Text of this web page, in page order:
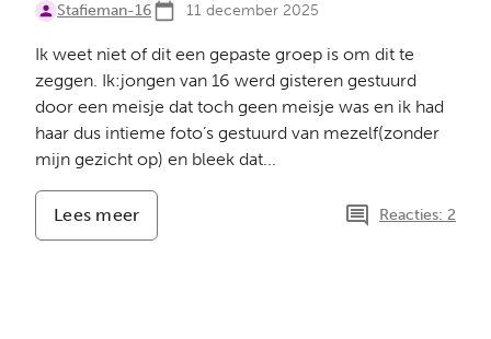
Stafieman-16 11 december 2025
Ik weet niet of dit een gepaste groep is om dit te
zeggen. Ik:jongen van 16 werd gisteren gestuurd
door een meisje dat toch geen meisje was en ik had
haar dus intieme foto’s gestuurd van mezelf(zonder
mijn gezicht op) en bleek dat...
Lees meer
Chantage
Reacties: 2